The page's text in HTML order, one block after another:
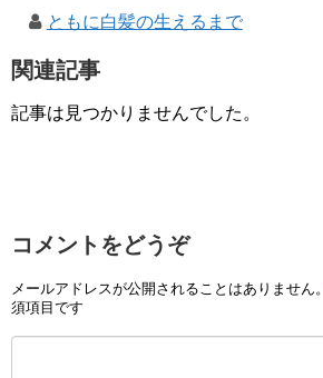
ともに白髪の生えるまで
関連記事
記事は見つかりませんでした。
コメントをどうぞ
メールアドレスが公開されることはありません。
須項目です